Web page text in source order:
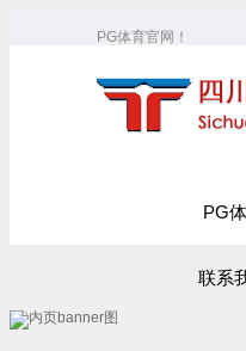
PG体育官网！
PG
联系